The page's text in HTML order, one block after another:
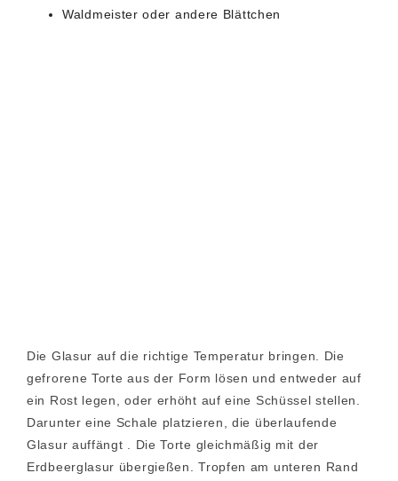
Waldmeister oder andere Blättchen
Die Glasur auf die richtige Temperatur bringen. Die
gefrorene Torte aus der Form lösen und entweder auf
ein Rost legen, oder erhöht auf eine Schüssel stellen.
Darunter eine Schale platzieren, die überlaufende
Glasur auffängt . Die Torte gleichmäßig mit der
Erdbeerglasur übergießen. Tropfen am unteren Rand